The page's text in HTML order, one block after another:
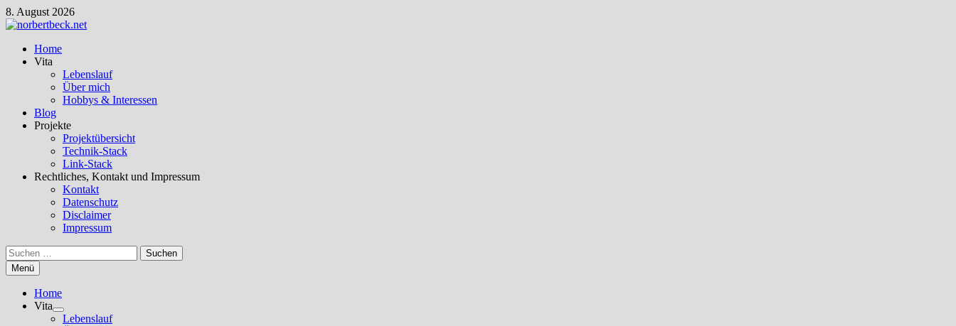
Zum
Inhalt
8. August 2026
Home
Vita
Lebenslauf
Über mich
Hobbys & Interessen
Blog
Projekte
Projektübersicht
Technik-Stack
Link-Stack
Rechtliches, Kontakt und Impressum
Kontakt
Datenschutz
Disclaimer
Impressum
Suchen
nach:
Menü
Home
Vita
Untermenü
Lebenslauf